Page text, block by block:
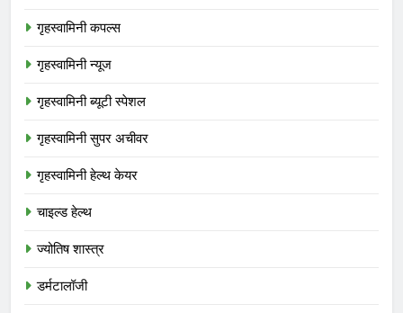
गृहस्वामिनी कपल्स
गृहस्वामिनी न्यूज
गृहस्वामिनी ब्यूटी स्पेशल
गृहस्वामिनी सुपर अचीवर
गृहस्वामिनी हेल्थ केयर
चाइल्ड हेल्थ
ज्योतिष शास्त्र
डर्मटालॉजी